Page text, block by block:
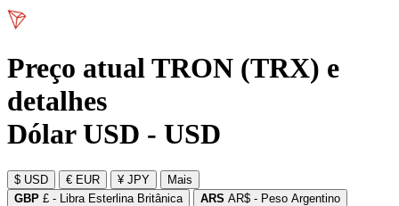
Preço atual TRON (TRX) e
detalhes
Dólar USD - USD
$ USD € EUR ¥ JPY
Mais
GBP £ - Libra Esterlina Britânica ARS AR$ - Peso Argentino